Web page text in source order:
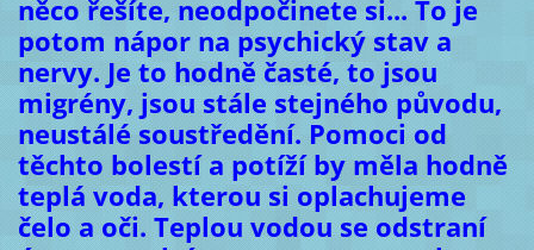
něco řešíte, neodpočinete si... To je
potom nápor na psychický stav a
nervy. Je to hodně časté, to jsou
migrény, jsou stále stejného původu,
neustálé soustředění. Pomoci od
těchto bolestí a potíží by měla hodně
teplá voda, kterou si oplachujeme
čelo a oči. Teplou vodou se odstraní